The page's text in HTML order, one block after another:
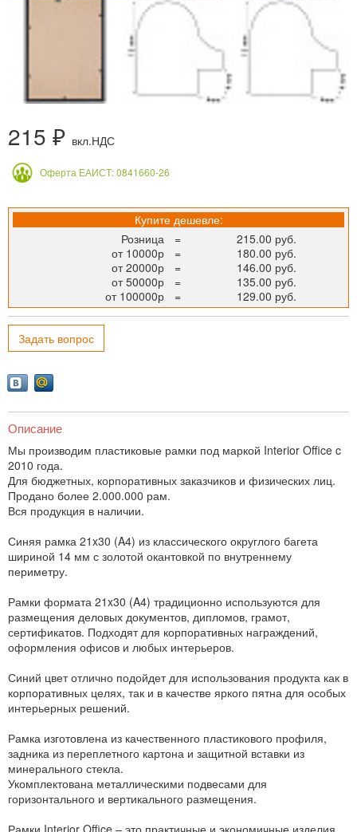
215 ₽ вкл.НДС
Оферта ЕАИСТ: 0841660-26
Купите дешевле:
Розница
=
215.00 руб.
от 10000р
=
180.00 руб.
от 20000р
=
146.00 руб.
от 50000р
=
135.00 руб.
от 100000р
= 129.00 руб.
Задать вопрос
Описание
Мы производим пластиковые рамки под маркой Interior Office c
2010 года.
Для бюджетных, корпоративных заказчиков и физических лиц.
Продано более 2.000.000 рам.
Вся продукция в наличии.
Синяя рамка 21x30 (A4) из классического округлого багета
шириной 14 мм с золотой окантовкой по внутреннему
периметру.
Рамки формата 21x30 (A4) традиционно используются для
размещения деловых документов, дипломов, грамот,
сертификатов. Подходят для корпоративных награждений,
оформления офисов и любых интерьеров.
Синий цвет отлично подойдет для использования продукта как в
корпоративных целях, так и в качестве яркого пятна для особых
интерьерных решений.
Рамка изготовлена из качественного пластикового профиля,
задника из переплетного картона и защитной вставки из
минерального стекла.
Укомплектована металлическими подвесами для
горизонтального и вертикального размещения.